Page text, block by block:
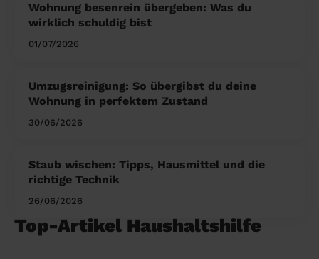
Wohnung besenrein übergeben: Was du
wirklich schuldig bist
01/07/2026
Umzugsreinigung: So übergibst du deine
Wohnung in perfektem Zustand
30/06/2026
Staub wischen: Tipps, Hausmittel und die
richtige Technik
26/06/2026
Top-Artikel Haushaltshilfe